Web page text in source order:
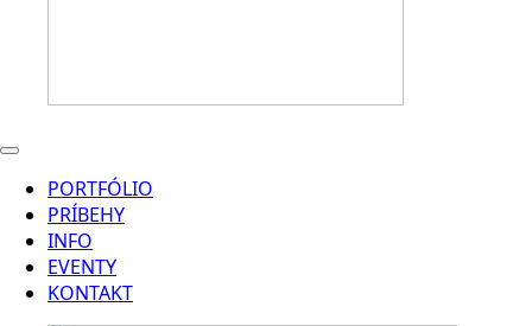
PORTFÓLIO
PRÍBEHY
INFO
EVENTY
KONTAKT